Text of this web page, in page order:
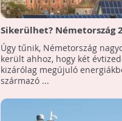
Sikerülhet? Németország
teljesen megújuló
energiaforrásokra állhat
Úgy tűnik, Németország
került ahhoz, hogy két
kizárólag megújuló
származó ...